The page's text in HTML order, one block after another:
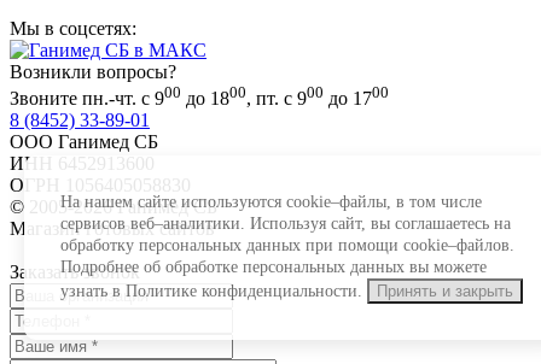
На нашем сайте используются cookie–файлы, в том числе
сервисов веб–аналитики. Используя сайт, вы соглашаетесь на
обработку персональных данных при помощи cookie–файлов.
Подробнее об обработке персональных данных вы можете
узнать в Политике конфиденциальности.
Принять и закрыть
Мы в соцсетях:
Возникли вопросы?
Звоните пн.-чт. с 900 до 1800, пт. с 900 до 1700
8 (8452) 33-89-01
ООО Ганимед СБ
ИНН 6452913600
ОГРН 1056405058830
© 2005-2026 Ганимед СБ
Магазин готовых сайтовKUPIWEB.RU
beget - хостинг провайдер
Заказать звонок